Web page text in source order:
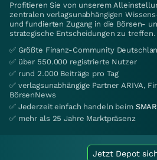
Profitieren Sie von unserem
zentralen verlagsunabhängigen
und fundierten Zugang in die Börsen-
strategische Entscheidungen zu treffen.
✅ Größte Finanz-Community
✅ über 550.000 registrierte Nutzer
✅ rund 2.000 Beiträge pro Tag
✅ verlagsunabhängige Partner ARIVA,
BörsenNews
✅ Jederzeit einfach handeln beim
✅ mehr als 25 Jahre Marktpräsenz
Jetzt Depot